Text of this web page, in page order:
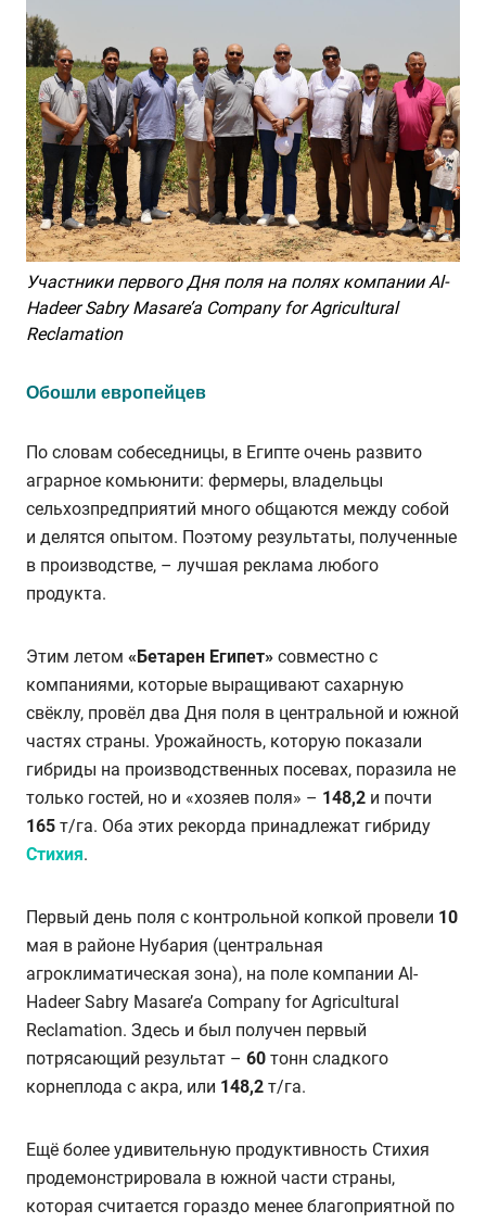
Участники первого Дня поля на полях компанииAl-
Hadeer Sabry Masare’a Company for Agricultural
Reclamation
Обошли европейцев
По словам собеседницы, в Египте очень развито
аграрное комьюнити: фермеры, владельцы
сельхозпредприятий много общаются между собой
и делятся опытом. Поэтому результаты, полученные
в производстве, – лучшая реклама любого
продукта.
Этим летом «Бетарен Египет» совместно с
компаниями, которые выращивают сахарную
свёклу, провёл два Дня поля в центральной и южной
частях страны. Урожайность, которую показали
гибриды на производственных посевах, поразила не
только гостей, но и «хозяев поля» – 148,2 и почти
165 т/га. Оба этих рекорда принадлежат гибриду
Стихия.
Первый день поля с контрольной копкой провели 10
мая в районе Нубария (центральная
агроклиматическая зона), на поле компании Al-
Hadeer Sabry Masare’a Company for Agricultural
Reclamation. Здесь и был получен первый
потрясающий результат – 60 тонн сладкого
корнеплода с акра, или 148,2 т/га.
Ещё более удивительную продуктивность Стихия
продемонстрировала в южной части страны,
которая считается гораздо менее благоприятной по